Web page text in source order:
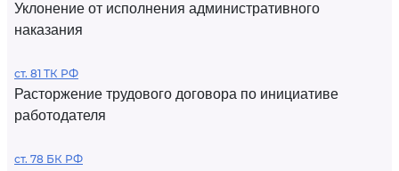
Уклонение от исполнения административного
наказания
ст. 81 ТК РФ
Расторжение трудового договора по инициативе
работодателя
ст. 78 БК РФ